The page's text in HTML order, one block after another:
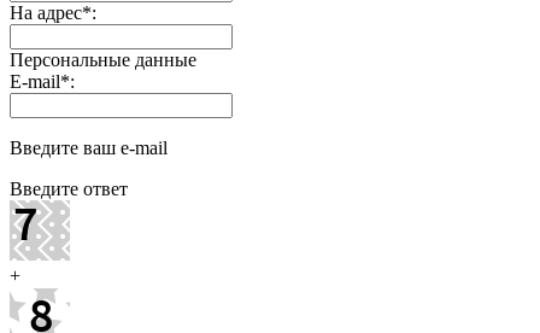
На адрес*:
Персональные данные
E-mail*:
Введите ваш e-mail
Введите ответ
+